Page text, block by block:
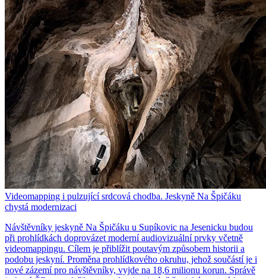
Videomapping i pulzující srdcová chodba. Jeskyně Na Špičáku
chystá modernizaci
Návštěvníky jeskyně Na Špičáku u Supíkovic na Jesenicku budou
při prohlídkách doprovázet moderní audiovizuální prvky včetně
videomappingu. Cílem je přiblížit poutavým způsobem historii a
podobu jeskyní. Proměna prohlídkového okruhu, jehož součástí je i
nové zázemí pro návštěvníky, vyjde na 18,6 milionu korun. Správě